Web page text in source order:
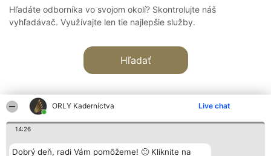
ORLY Kaderníctva Live chat
14:26
Dobrý deň, radi Vám pomôžeme! 🙂 Kliknite na
Hľadáte odborníka vo svojom okolí? Skontrolujte náš
vyhľadávač. Využívajte len tie najlepšie služby.
Hľadať
Organizátor hodnotenia Hodnotenie Kontakt